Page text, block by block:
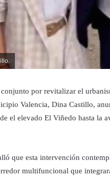
por revitalizar el
Valencia, Dina Castillo,
el elevado El Viñedo hasta la
que esta intervención
multifuncional que